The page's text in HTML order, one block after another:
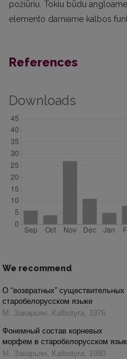
požiūriu. Tokiu būdu
elemento darniame kalbos
References
Downloads
We recommend
О “возвратных” существительных
старобелорусском языке
М. Закарьян, Kalbotyra, 1976
Фонемный состав корневых
морфем в старобелорусском
М. Закарьян, Kalbotyra, 1980